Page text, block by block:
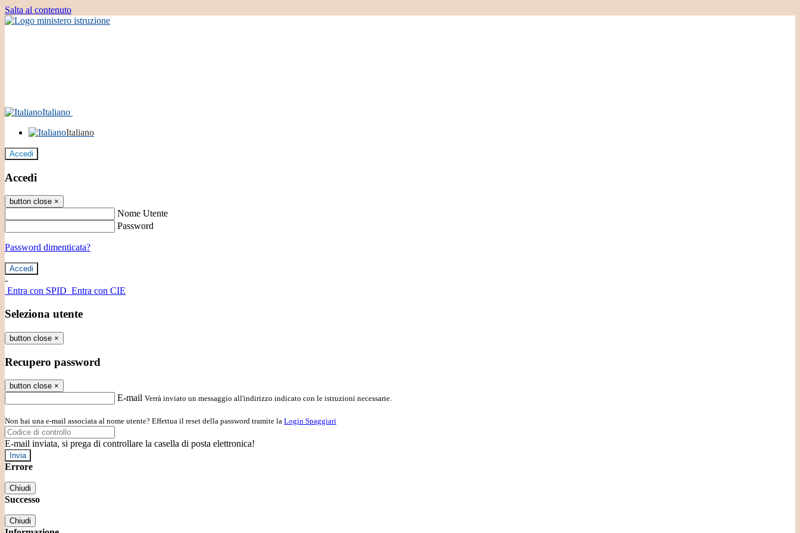
Salta al contenuto
Italiano
Italiano
Accedi
Accedi
button close ×
Nome Utente
Password
Password dimenticata?
-
Entra con SPID Entra con CIE
Seleziona utente
button close ×
Recupero password
button close ×
E-mail Verrà inviato un messaggio all'indirizzo indicato con le istruzioni necessarie.
Non hai una e-mail associata al nome utente? Effettua il reset della password tramite la Login Spaggiari
E-mail inviata, si prega di controllare la casella di posta elettronica!
Errore
Chiudi
Successo
Chiudi